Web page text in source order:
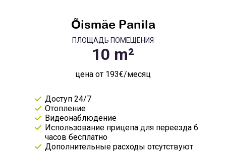
Õismäe Panila
ПЛОЩАДЬ ПОМЕЩЕНИЯ
цена от 193€/месяц
Доступ 24/7
Отопление
Видеонаблюдение
Использование прицепа для переезда 6
часов бесплатно
Дополнительные расходы отсутствуют